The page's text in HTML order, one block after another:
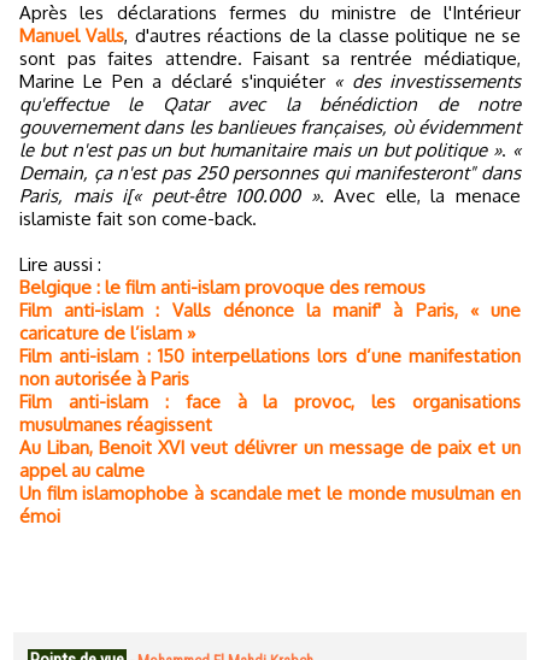
Après les déclarations fermes du ministre de l'Intérieur
Manuel Valls, d'autres réactions de la classe politique ne se
sont pas faites attendre. Faisant sa rentrée médiatique,
Marine Le Pen a déclaré s'inquiéter « des investissements
qu'effectue le Qatar avec la bénédiction de notre
gouvernement dans les banlieues françaises, où évidemment
le but n'est pas un but humanitaire mais un but politique ». «
Demain, ça n'est pas 250 personnes qui manifesteront" dans
Paris, mais i[« peut-être 100.000 ». Avec elle, la menace
islamiste fait son come-back.
Lire aussi :
Belgique : le film anti-islam provoque des remous
Film anti-islam : Valls dénonce la manif' à Paris, « une
caricature de l’islam »
Film anti-islam : 150 interpellations lors d’une manifestation
non autorisée à Paris
Film anti-islam : face à la provoc, les organisations
musulmanes réagissent
Au Liban, Benoit XVI veut délivrer un message de paix et un
appel au calme
Un film islamophobe à scandale met le monde musulman en
émoi